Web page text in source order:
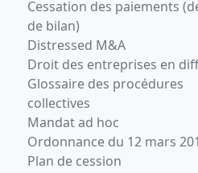
Cessation des paiements
de bilan)
Distressed M&A
Droit des entreprises en
Glossaire des procédures
collectives
Mandat ad hoc
Ordonnance du 12 mars
Plan de cession